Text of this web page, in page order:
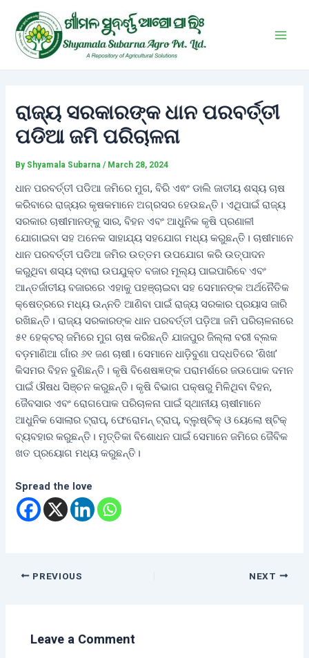
content
ରାଜ୍ୟ ସରକାରଙ୍କ ଧାନ ପରବର୍ତ୍ତୀ
ପଡିଆ ଜମି ପରିଚାଳନା
By Shyamala Subarna/ March 28, 2024
ଧାନ ପରବର୍ତ୍ତୀ ପଡିଆ ଜମିରେ ମୁଗ, ବିରି ଏଵଂ ଡାଲି ଜାତୀୟ ଶସ୍ୟ ଚାଷ
କରିବାରେ ରାଜ୍ୟର କୃଷକମାନେ ଅଗ୍ରସର ହେଉଛନ୍ତି। ଏଥିପାଇଁ ରାଜ୍ୟ
ସରକାର ଚାଷୀମାନଙ୍କୁ ସାର, ବିହନ ଏବଂ ଆଧୁନିକ କୃଷି ପ୍ରଣାଳୀ
ଯୋଗାଇବା ସହ ଅନେକ ସାହାଯ୍ୟ ସହଯୋଗ ମଧ୍ୟ କରୁଛନ୍ତି। ଚାଷୀମାନେ
ଧାନ ପରବର୍ତ୍ତୀ ପଡିଆ ଜମିର ଉତ୍ତମ ଉପଯୋଗ କରି ଉତ୍ପାଦନ
କରୁଥିବା ଶସ୍ୟ ଦ୍ଵାରା ଉପଯୁକ୍ତ ବଜାର ମୂଲ୍ୟ ପାଇପାରିବେ ଏବଂ
ଆନ୍ତର୍ଜାତୀୟ ବଜାରରେ ଏହାକୁ ପହଞ୍ଚାଇବା ସହ ସେମାନଙ୍କ ଅର୍ଥନୈତିକ
କ୍ଷେତ୍ରରେ ମଧ୍ୟ ଉନ୍ନତି ଆଣିବା ପାଇଁ ରାଜ୍ୟ ସରକାର ପ୍ରୟାସ ଜାରି
ରଖିଛନ୍ତି। ରାଜ୍ୟ ସରକାରଙ୍କ ଧାନ ପରବର୍ତ୍ତୀ ପଡ଼ିଆ ଜମି ପରିଚାଳନାରେ
୫୧ ହେକ୍ଟର୍ ଜମିରେ ମୁଗ ଚାଷ କରିଛନ୍ତି ଯାଜପୁର ଜିଲ୍ଲା ବରୀ ବ୍ଲକ
ବଡ଼ମାଣିଆ ଗାଁର ୬୧ ଜଣ ଚାଷୀ। ସେମାନେ ଧାଡ଼ିବୁଣା ପଦ୍ଧତିରେ ‘ଶିଖା’
କିସମର ବିହନ ବୁଣିଛନ୍ତି। କୃଷି ବିଶେଷଜ୍ଞଙ୍କ ପରାମର୍ଶରେ ଜଉପୋକ ଦମନ
ପାଇଁ ଔଷଧ ସିଞ୍ଚନ କରୁଛନ୍ତି। କୃଷି ବିଭାଗ ପକ୍ଷରୁ ମିଳିଥିବା ବିହନ,
ଜୈବସାର ଏବଂ ରୋଗପୋକ ପରିଚାଳନା ପାଇଁ ସ୍ଥାନୀୟ ଚାଷୀମାନେ
ଆଧୁନିକ ସୋଲାର ଟ୍ରାପ୍‌, ଫେରୋମନ୍ ଟ୍ରାପ୍‌, ବ୍ଲୁଷ୍ଟିକ୍ ଓ ୟେଲୋ ଷ୍ଟିକ୍
ବ୍ୟବହାର କରୁଛନ୍ତି। ମୃତ୍ତିକା ବିଶୋଧନ ପାଇଁ ସେମାନେ ଜମିରେ ଜୈବିକ
ଖତ ପ୍ରୟୋଗ ମଧ୍ୟ କରୁଛନ୍ତି।
Spread the love
navigation
PREVIOUS NEXT
Leave a Comment